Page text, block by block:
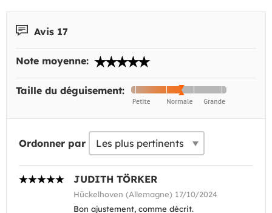
Avis 17
Note moyenne:
Taille du déguisement:
Ordonner par
JUDITH TÖRKER
Hückelhoven (Allemagne) 17/10/2024
Bon ajustement, comme décrit.